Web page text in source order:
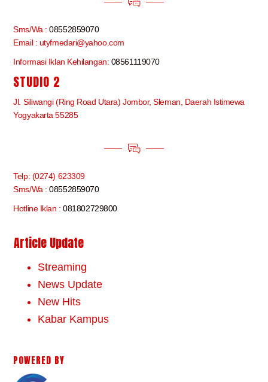
Sms/Wa :08552859070
Email : utyfmedari@yahoo.com
Informasi Iklan Kehilangan: 08561119070
STUDIO 2
Jl. Siliwangi (Ring Road Utara) Jombor, Sleman, Daerah Istimewa
Yogyakarta 55285
Telp: (0274) 623309
Sms/Wa :08552859070
Hotline Iklan :081802729800
Article Update
Streaming
News Update
New Hits
Kabar Kampus
POWERED BY